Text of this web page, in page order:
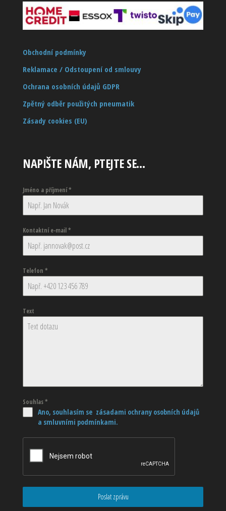
Obchodní podmínky
Reklamace / Odstoupení od smlouvy
Ochrana osobních údajů GDPR
Zpětný odběr použitých pneumatik
Zásady cookies (EU)
NAPIŠTE NÁM, PTEJTE SE…
Jméno a příjmení*
Kontaktní e-mail*
Telefon *
Text
Souhlas*
Ano, souhlasím se zásadami ochrany osobních údajů
a smluvními podmínkami.
Poslat zprávu